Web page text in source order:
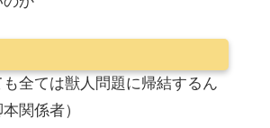
全ては獣人問題に帰結するん
関係者）